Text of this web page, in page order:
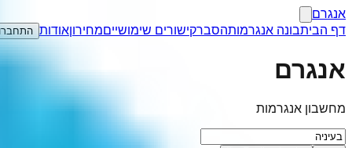
אנגרם
דף הביתבונה אנגרמותהסברקישורים שימושייםמחירוןאודות
אנגרם
מחשבון אנגרמות